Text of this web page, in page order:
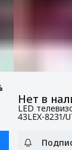
Нет в
LED
43LEX-8231/